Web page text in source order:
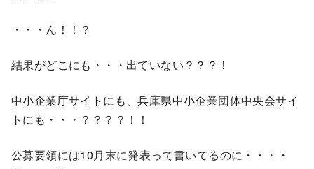
・・・ん！！？
結果がどこにも・・・出ていない？？？！
中小企業庁サイトにも、兵庫県中小企業団体中央会サイ
トにも・・・？？？？！！
公募要領には10月末に発表って書いてるのに・・・・